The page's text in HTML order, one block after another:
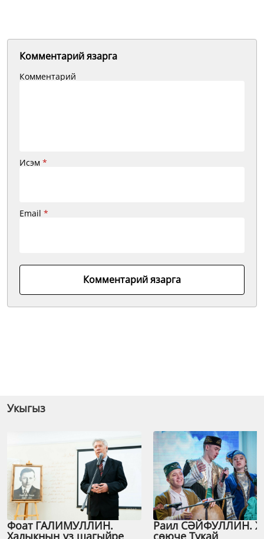
Комментарий язарга
Комментарий
Исэм *
Email *
Комментарий язарга
Укыгыз
Фоат ГАЛИМУЛЛИН.
Халыкның үз шагыйре
Раил СӘЙФУЛЛИН.
сөюче Тукай